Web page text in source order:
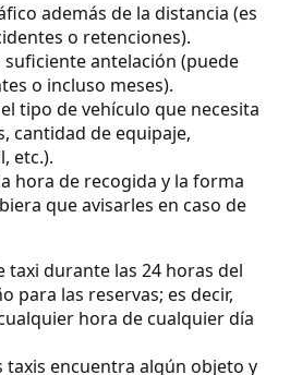
además de la distancia (es
o retenciones).
suficiente antelación (puede
o incluso meses).
tipo de vehículo que necesita
cantidad de equipaje,
etc.).
hora de recogida y la forma
que avisarles en caso de
taxi durante las 24 horas del
para las reservas; es decir,
hora de cualquier día
taxis encuentra algún objeto y